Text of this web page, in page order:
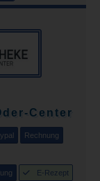
Center
Rechnung
E-Rezept